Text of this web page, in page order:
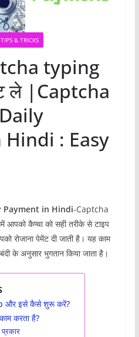
TIPS & TRICKS
typing
ले |Captcha
: Easy
Payment in Hindi-Captcha
कैप्चा को सही तरीके से टाइप
रोजाना पेमेंट दी जाती है। यह काम
के अनुसार भुगतान किया जाता है।
और इसे कैसे शुरू करें?
करता है?